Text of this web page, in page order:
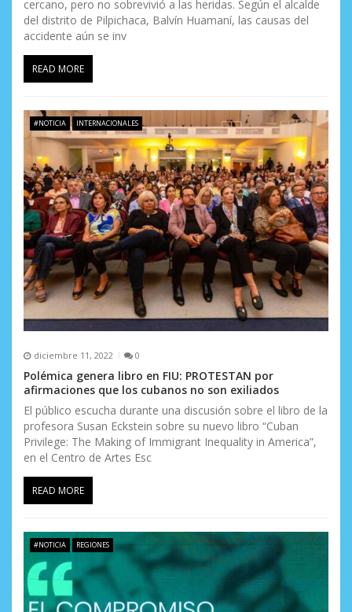
cercano, pero no sobrevivió a las heridas. Según el alcalde
del distrito de Pilpichaca, Balvín Huamaní, las causas del
accidente aún se inv
READ MORE
#NOTICIA INTERNACIONALES
diciembre 11, 2022 0
Polémica genera libro en FIU: PROTESTAN por
afirmaciones que los cubanos no son exiliados
El público escucha durante una discusión sobre el libro de la
profesora Susan Eckstein sobre su nuevo libro “Cuban
Privilege: The Making of Immigrant Inequality in America”,
en el Centro de Artes Esc
READ MORE
#NOTICIA REGIONES